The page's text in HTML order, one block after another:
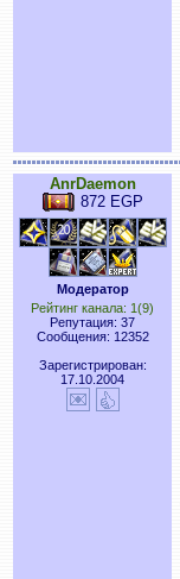
AnrDaemon
872 EGP
Модератор
Рейтинг канала: 1(9)
Репутация: 37
Сообщения: 12352
Зарегистрирован:
17.10.2004